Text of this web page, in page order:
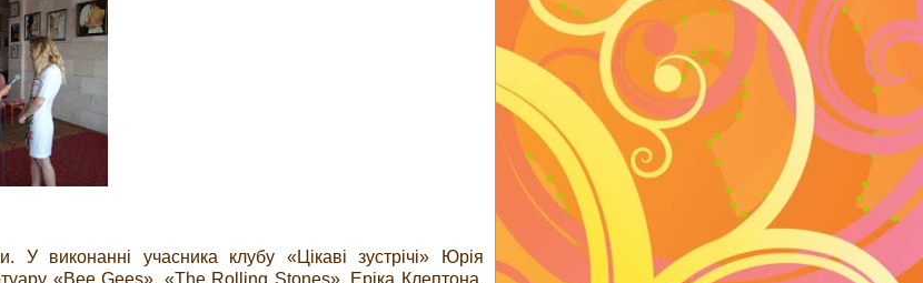
У виконанні учасника клубу «Цікаві зустрічі» Юрія
«Bee Gees», «The Rolling Stones», Еріка Клептона,